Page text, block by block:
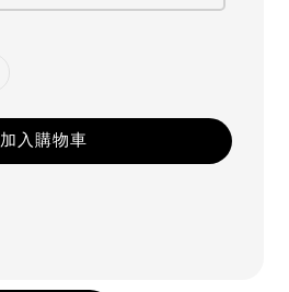
加入購物車